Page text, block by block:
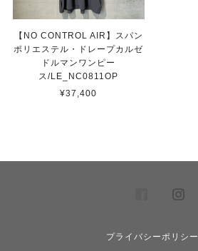
【NO CONTROL AIR】スパン
ポリエステル・ドレープカルゼ
ドルマンワンピー
ス/LE_NC0811OP
¥37,400
プライバシーポリシー